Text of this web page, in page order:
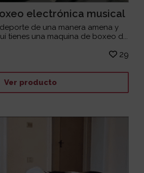
electrónica musical
de una manera amena y
tienes una maquina de boxeo d...
29
Ver producto